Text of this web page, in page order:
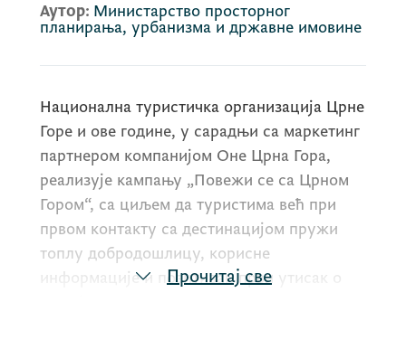
Аутор: Министарство просторног
планирања, урбанизма и државне имовине
Национална туристичка организација Црне
Горе и ове године, у сарадњи са маркетинг
партнером компанијом Оне Црна Гора,
реализује кампању „Повежи се са Црном
Гором“, са циљем да туристима већ при
првом контакту са дестинацијом пружи
топлу добродошлицу, корисне
информације и позитиван први утисак о
Прочитај све